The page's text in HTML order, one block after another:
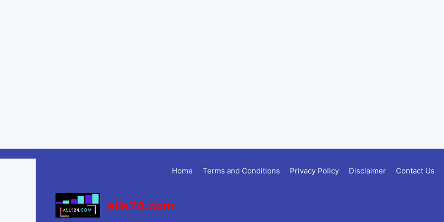
Home Terms and Conditions Privacy Policy Disclaimer Contact Us
alls24.com